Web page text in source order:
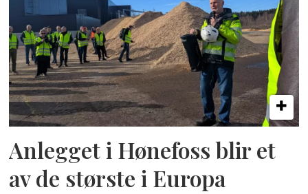
Anlegget i Hønefoss blir et
av de største i Europa